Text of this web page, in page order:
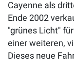
Cayenne als
Ende 2002
"grünes Licht"
einer weiteren,
Dieses neue